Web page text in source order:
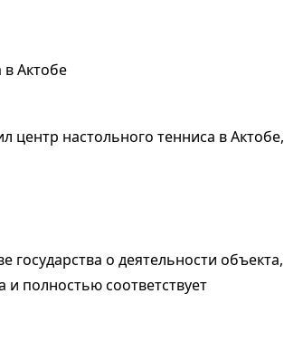
центр настольного тенниса в Актобе,
государства о деятельности объекта,
полностью соответствует